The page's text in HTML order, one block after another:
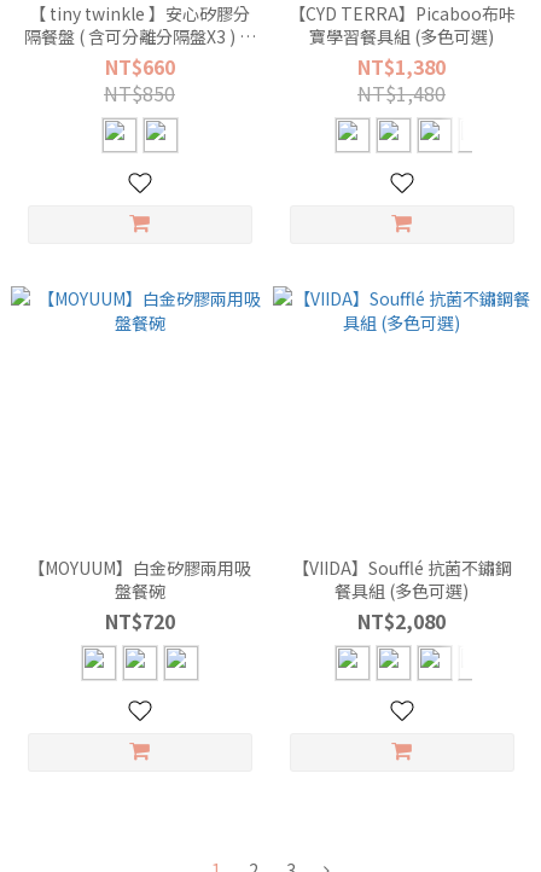
【 tiny twinkle 】安心矽膠分
隔餐盤 ( 含可分離分隔盤X3 ) ︱
兒童餐具
NT$660
NT$850
【CYD TERRA】Picaboo布咔
寶學習餐具組 (多色可選)
NT$1,380
NT$1,480
【MOYUUM】白金矽膠兩用吸
盤餐碗
NT$720
【VIIDA】Soufflé 抗菌不鏽鋼
餐具組 (多色可選)
NT$2,080